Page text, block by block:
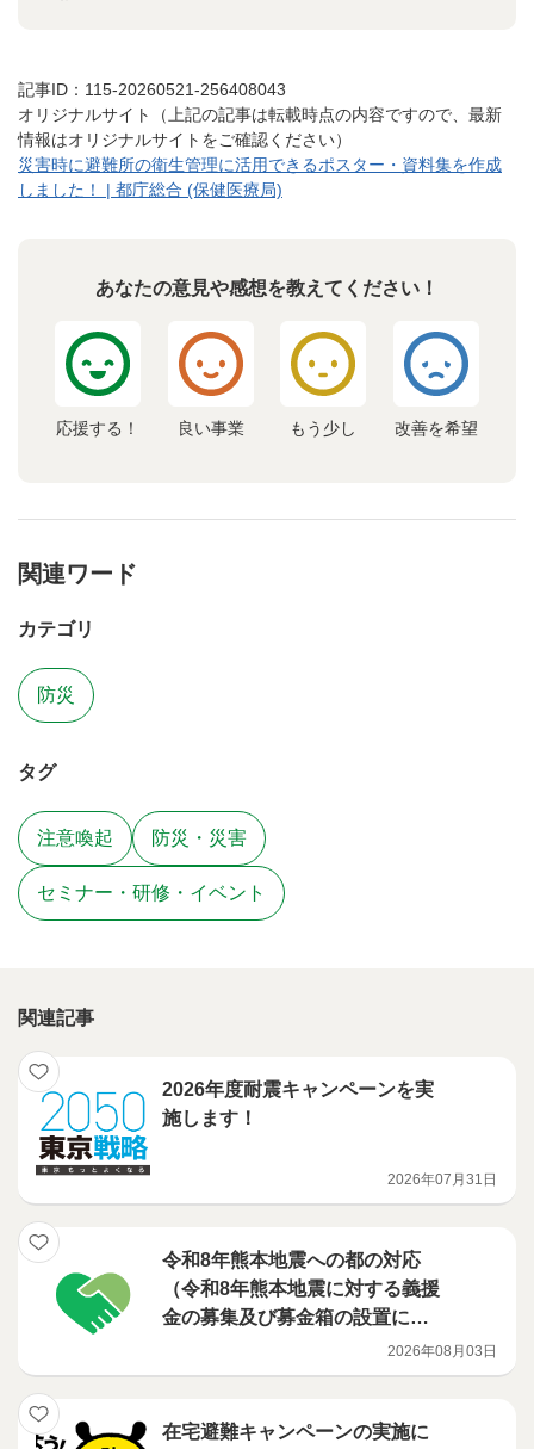
記事ID：115-20260521-256408043
オリジナルサイト（上記の記事は転載時点の内容ですので、最新
情報はオリジナルサイトをご確認ください）
災害時に避難所の衛生管理に活用できるポスター・資料集を作成
しました！ | 都庁総合 (保健医療局)
あなたの意見や感想を教えてください！
応援する！ 良い事業 もう少し 改善を希望
関連ワード
カテゴリ
防災
タグ
注意喚起 防災・災害
セミナー・研修・イベント
関連記事
2026年度耐震キャンペーンを実
施します！
2026年07月31日
令和8年熊本地震への都の対応
（令和8年熊本地震に対する義援
金の募集及び募金箱の設置につ
2026年08月03日
在宅避難キャンペーンの実施に